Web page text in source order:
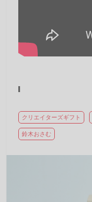
クリエイターズギフト
鈴木おさむ